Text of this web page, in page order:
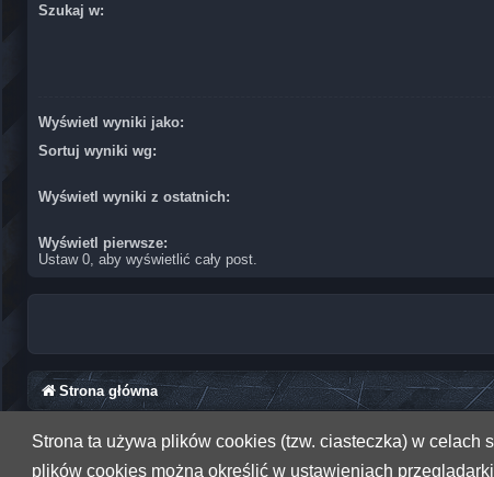
Strona ta używa plików cookies (tzw. ciasteczka) w
plików cookies można określić w ustawieniach
Szukaj w:
Wyświetl wyniki jako:
Sortuj wyniki wg:
Wyświetl wyniki z ostatnich:
Wyświetl pierwsze:
Ustaw 0, aby wyświetlić cały post.
Strona główna